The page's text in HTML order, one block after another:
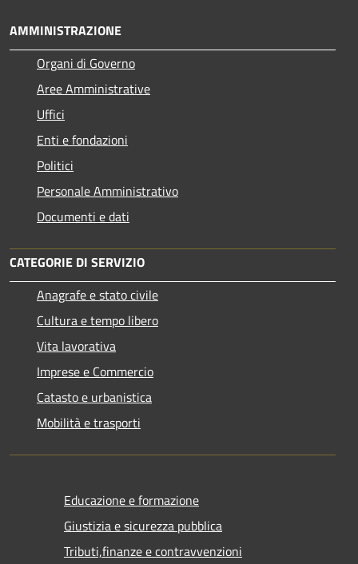
AMMINISTRAZIONE
Organi di Governo
Aree Amministrative
Uffici
Enti e fondazioni
Politici
Personale Amministrativo
Documenti e dati
CATEGORIE DI SERVIZIO
Anagrafe e stato civile
Cultura e tempo libero
Vita lavorativa
Imprese e Commercio
Catasto e urbanistica
Mobilità e trasporti
Educazione e formazione
Giustizia e sicurezza pubblica
Tributi,finanze e contravvenzioni